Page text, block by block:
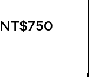
NT$750‎